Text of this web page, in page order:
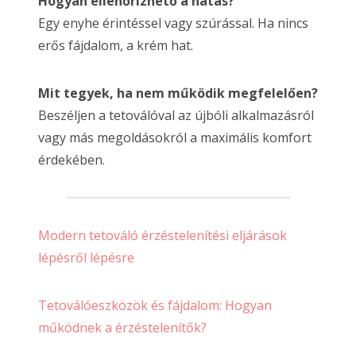
Egy enyhe érintéssel vagy szúrással. Ha nincs
erős fájdalom, a krém hat.
Mit tegyek, ha nem működik megfelelően?
Beszéljen a tetoválóval az újbóli alkalmazásról
vagy más megoldásokról a maximális komfort
érdekében.
Modern tetováló érzéstelenítési eljárások
lépésről lépésre
Tetoválóeszközök és fájdalom: Hogyan
működnek a érzéstelenítők?